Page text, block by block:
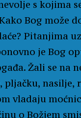
s kojima
Bog može
Pitanjima
je Bog
Žali se na
pljačku, nasilje,
vladaju
o Božjem